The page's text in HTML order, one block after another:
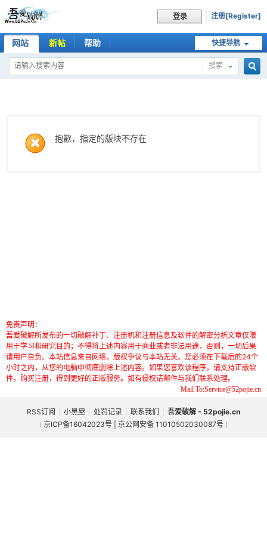
登录 注册[Register]
快捷导航
网站 新帖 帮助
搜索
抱歉，指定的版块不存在
免责声明：
吾爱破解所发布的一切破解补丁、注册机和注册信息及软件的解密分析文章仅限
用于学习和研究目的；不得将上述内容用于商业或者非法用途，否则，一切后果
请用户自负。本站信息来自网络，版权争议与本站无关。您必须在下载后的24个
小时之内，从您的电脑中彻底删除上述内容。如果您喜欢该程序，请支持正版软
件，购买注册，得到更好的正版服务。如有侵权请邮件与我们联系处理。
Mail To:Service@52pojie.cn
RSS订阅 小黑屋 处罚记录 联系我们
吾爱破解 - 52pojie.cn
( 京ICP备16042023号 | 京公网安备 11010502030087号 )